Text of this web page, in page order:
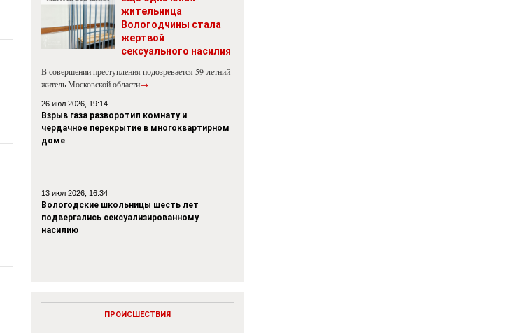
жительница
Вологодчины стала
жертвой
сексуального насилия
В совершении преступления подозревается 59-летний
житель Московской области→
26 июл 2026, 19:14
Взрыв газа разворотил комнату и
чердачное перекрытие в многоквартирном
доме
13 июл 2026, 16:34
Вологодские школьницы шесть лет
подвергались сексуализированному
насилию
ПРОИСШЕСТВИЯ